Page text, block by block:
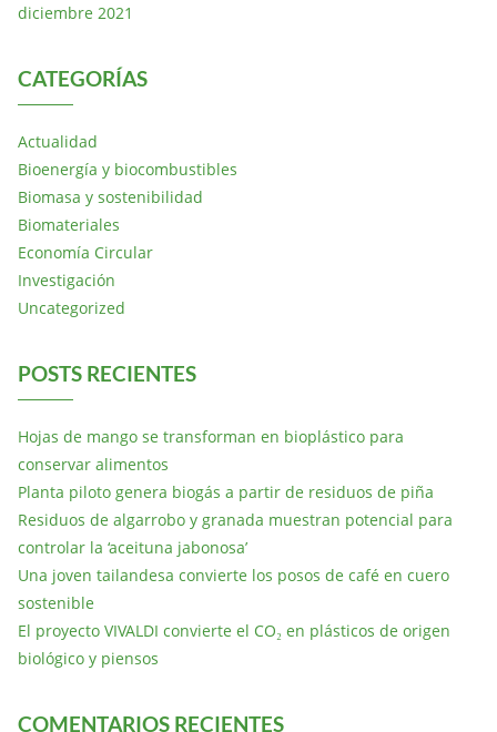
diciembre 2021
CATEGORÍAS
Actualidad
Bioenergía y biocombustibles
Biomasa y sostenibilidad
Biomateriales
Economía Circular
Investigación
Uncategorized
POSTS RECIENTES
Hojas de mango se transforman en bioplástico para
conservar alimentos
Planta piloto genera biogás a partir de residuos de piña
Residuos de algarrobo y granada muestran potencial para
controlar la ‘aceituna jabonosa’
Una joven tailandesa convierte los posos de café en cuero
sostenible
El proyecto VIVALDI convierte el CO₂ en plásticos de origen
biológico y piensos
COMENTARIOS RECIENTES